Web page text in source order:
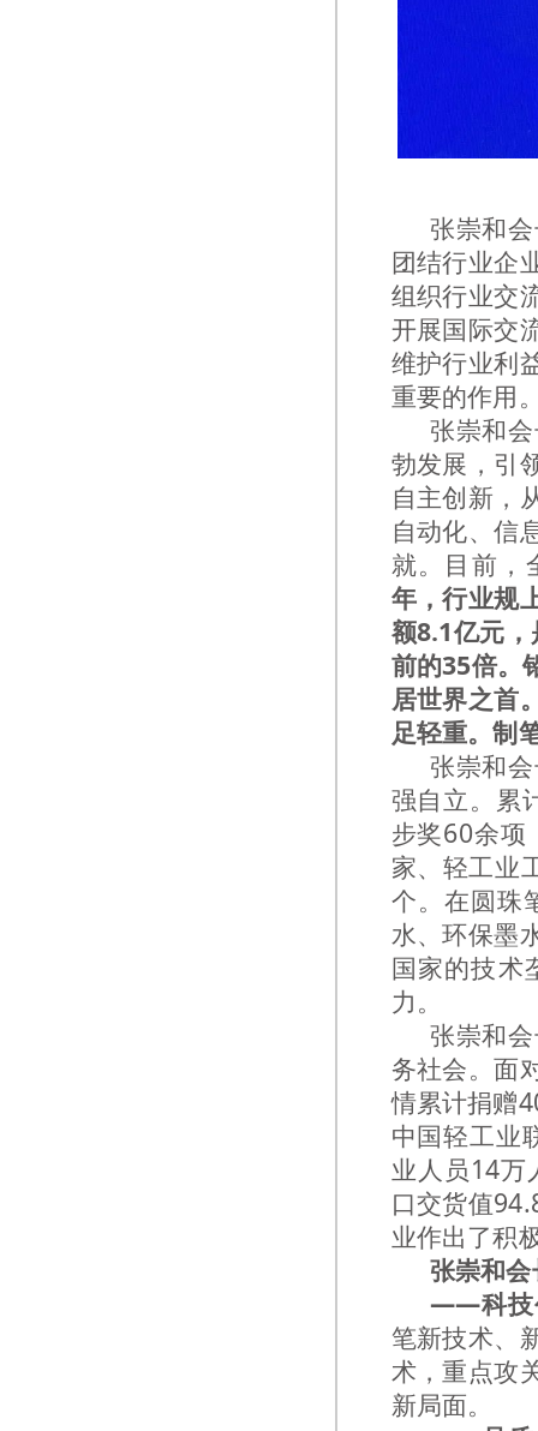
张崇和
团结行业企
组织行业交
开展国际交
维护行业利
重要的作用
张崇和
勃发展，引
自主创新，
自动化、信
就。目前，
年，行业规
额8.1亿元
前的35倍。
居世界之首
足轻重。制
张崇和
强自立。累
步奖60余项
家、轻工业
个。在圆珠
水、环保墨
国家的技术
力。
张崇和
务社会。面
情累计捐赠
中国轻工业
业人员14万
口交货值
业作出了积
张崇和
——科技
笔新技术、
术，重点攻
新局面。